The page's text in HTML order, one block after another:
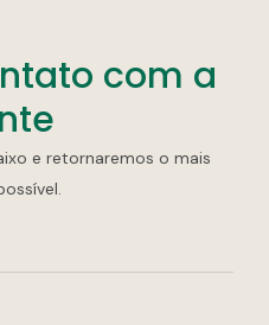
com a
e retornaremos o mais